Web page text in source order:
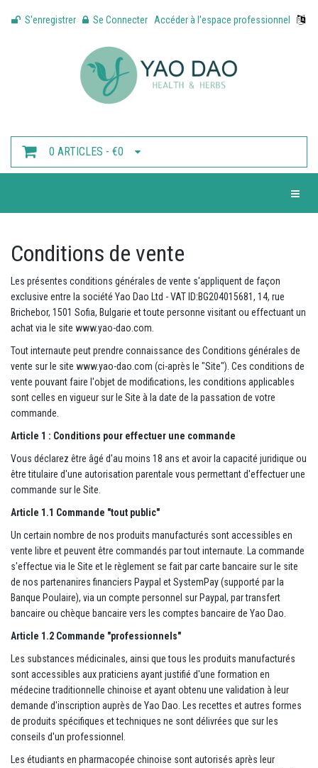
S'enregistrer Se Connecter Accéder à l'espace professionnel
0 ARTICLES - €0
Conditions de vente
Les présentes conditions générales de vente s'appliquent de façon
exclusive entre la société Yao Dao Ltd - VAT ID:BG204015681, 14, rue
Brichebor, 1501 Sofia, Bulgarie et toute personne visitant ou effectuant un
achat via le site www.yao-dao.com.
Tout internaute peut prendre connaissance des Conditions générales de
vente sur le site www.yao-dao.com (ci-après le "Site"). Ces conditions de
vente pouvant faire l'objet de modifications, les conditions applicables
sont celles en vigueur sur le Site à la date de la passation de votre
commande.
Article 1 : Conditions pour effectuer une commande
Vous déclarez être âgé d'au moins 18 ans et avoir la capacité juridique ou
être titulaire d'une autorisation parentale vous permettant d'effectuer une
commande sur le Site.
Article 1.1 Commande "tout public"
Un certain nombre de nos produits manufacturés sont accessibles en
vente libre et peuvent être commandés par tout internaute. La commande
s'effectue via le Site et le règlement se fait par carte bancaire sur le site
de nos partenanires financiers Paypal et SystemPay (supporté par la
Banque Poulaire), via un compte personnel sur Paypal, par transfert
bancaire ou chèque bancaire vers les comptes bancaire de Yao Dao.
Article 1.2 Commande "professionnels"
Les substances médicinales, ainsi que tous les produits manufacturés
sont accessibles aux praticiens ayant justifié d'une formation en
médecine traditionnelle chinoise et ayant obtenu une validation à leur
demande d'inscription auprès de Yao Dao. Les recettes et autres formes
de produits spécifiques et techniques ne sont délivrées que sur les
conseils d'un professionnel.
Les étudiants en pharmacopée chinoise sont autorisés après leur